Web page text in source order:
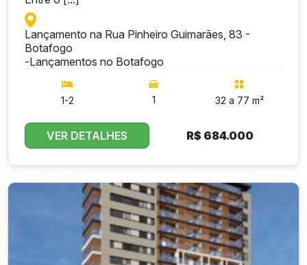
Lançamento na Rua Pinheiro Guimarães, 83 -
Botafogo
-Lançamentos no Botafogo
1-2 1 32 a 77 m²
VER DETALHES R$ 684.000